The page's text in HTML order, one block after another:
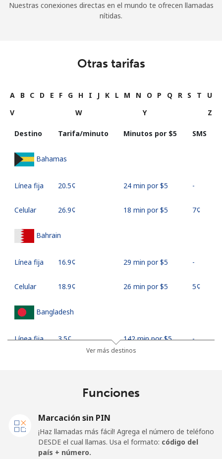
Nuestras conexiones directas en el mundo te ofrecen llamadas
nítidas.
Otras tarifas
A B C D E F G H I J K L M N O P Q R S T
U
V
W Y Z
Destino Tarifa/minuto Minutos por ⁦$5⁩ SMS
Bahamas
Línea fija ⁦20.5¢⁩ 24 min por ⁦$5⁩ -
Celular ⁦26.9¢⁩ 18 min por ⁦$5⁩ ⁦7¢⁩
Bahrain
Línea fija ⁦16.9¢⁩ 29 min por ⁦$5⁩ -
Celular ⁦18.9¢⁩ 26 min por ⁦$5⁩ ⁦5¢⁩
Bangladesh
Línea fija ⁦3.5¢⁩ 142 min por ⁦$5⁩ -
Línea fija ⁦28.5¢⁩
⁦32.5¢⁩ 15 min por ⁦$5⁩ -
Ver más destinos
Funciones
Marcación sin PIN
¡Haz llamadas más fácil! Agrega el número de teléfono
DESDE el cual llamas. Usa el formato: código del
país + número.